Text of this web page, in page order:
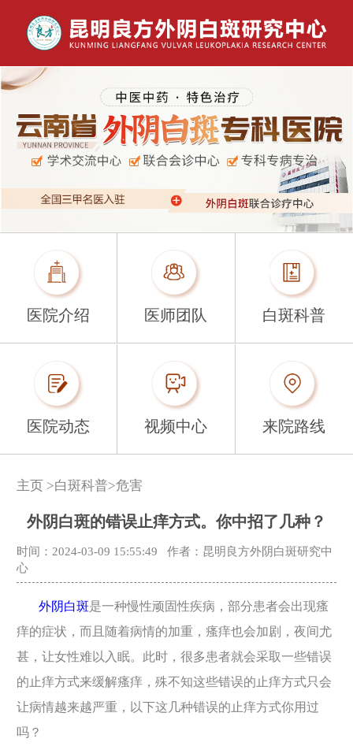
医院介绍 医师团队 白斑科普
医院动态 视频中心 来院路线
主页 >白斑科普>危害
外阴白斑的错误止痒方式。你中招了几种？
时间：2024-03-09 15:55:49
作者：昆明良方外阴白斑研究中
心
外阴白斑是一种慢性顽固性疾病，部分患者会出现瘙
痒的症状，而且随着病情的加重，瘙痒也会加剧，夜间尤
甚，让女性难以入眠。此时，很多患者就会采取一些错误
的止痒方式来缓解瘙痒，殊不知这些错误的止痒方式只会
让病情越来越严重，以下这几种错误的止痒方式你用过
吗？